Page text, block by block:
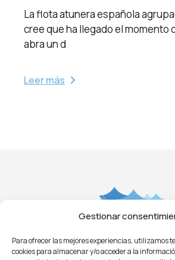
Gestionar
Para ofrecer las mejores experiencias, utilizamos
cookies para almacenar y/o acceder a la
La flota atunera española
cree que ha llegado el momento
abra un d
Leer más
Aviso LegalPrivacidadCookies